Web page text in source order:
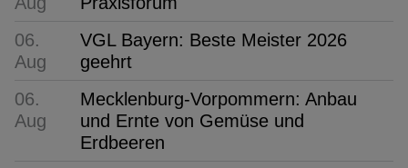
06.
Aug
VGL Bayern: Beste Meister 2026
geehrt
06.
Aug
Mecklenburg-Vorpommern: Anbau
und Ernte von Gemüse und
Erdbeeren